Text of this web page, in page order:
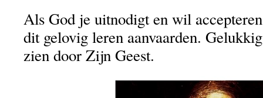
Als God je uitnodigt en wil
dit gelovig leren aanvaarden.
zien door Zijn Geest.